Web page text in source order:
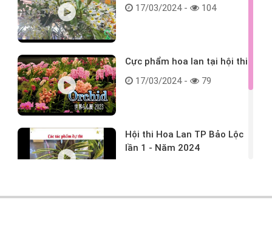
17/03/2024 -
104
Cực phẩm hoa lan tại hội thi
17/03/2024 -
79
Hội thi Hoa Lan TP Bảo Lộc
lần 1 - Năm 2024